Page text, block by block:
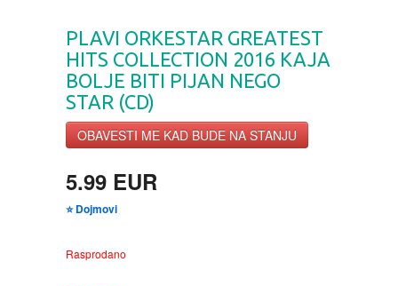
EDUKATIVNI
EROTSKI
ESEJISTIKA
FANTASTIKA
PLAVI ORKESTAR GREATEST
HITS COLLECTION 2016 KAJA
BOLJE BITI PIJAN NEGO
STAR (CD)
OBAVESTI ME KAD BUDE NA STANJU
5.99 EUR
⭐ Dojmovi
Rasprodano